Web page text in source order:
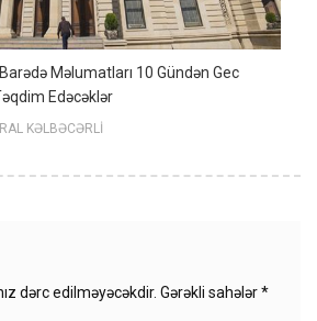
Məlumatları 10 Gündən Gec
Edəcəklər
KƏLBƏCƏRLİ
dərc edilməyəcəkdir. Gərəkli sahələr*